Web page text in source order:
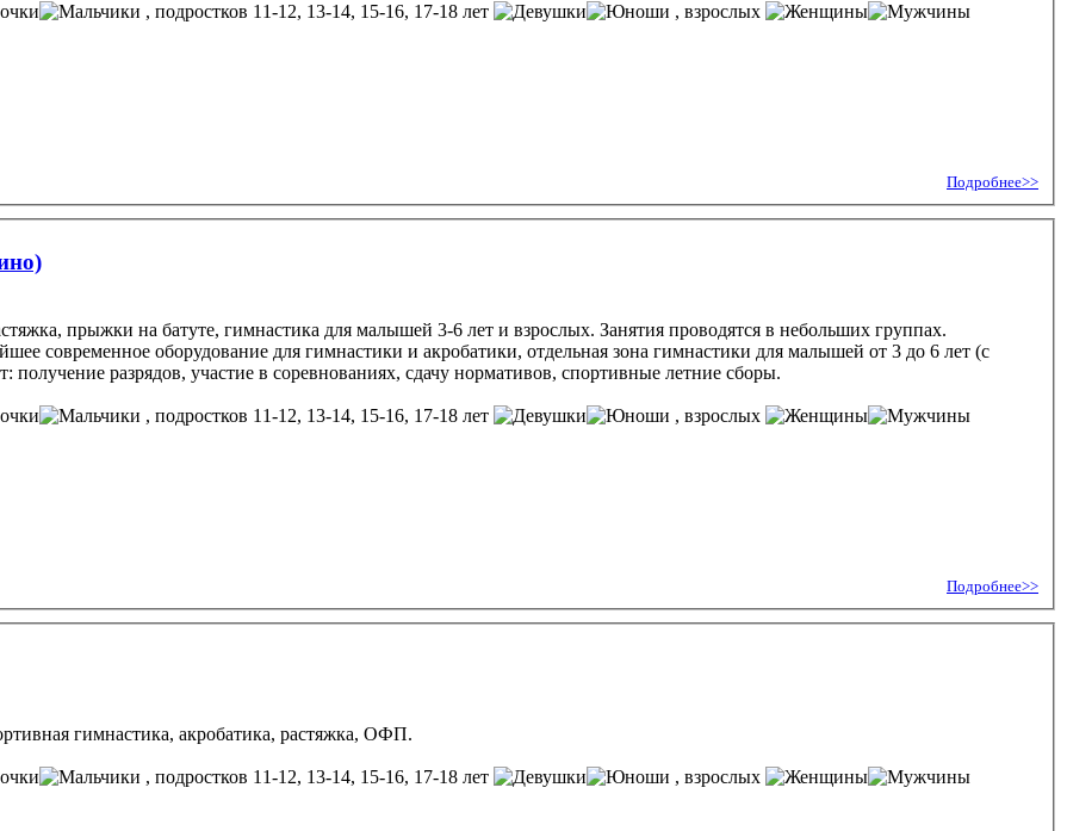
, подростков 11-12, 13-14, 15-16, 17-18 лет , взрослых
Подробнее>>
прыжки на батуте, гимнастика для малышей 3-6 лет и взрослых. Занятия проводятся в небольших группах.
современное оборудование для гимнастики и акробатики, отдельная зона гимнастики для малышей от 3 до 6 лет (с
разрядов, участие в соревнованиях, сдачу нормативов, спортивные летние сборы.
, подростков 11-12, 13-14, 15-16, 17-18 лет , взрослых
Подробнее>>
гимнастика, акробатика, растяжка, ОФП.
, подростков 11-12, 13-14, 15-16, 17-18 лет , взрослых